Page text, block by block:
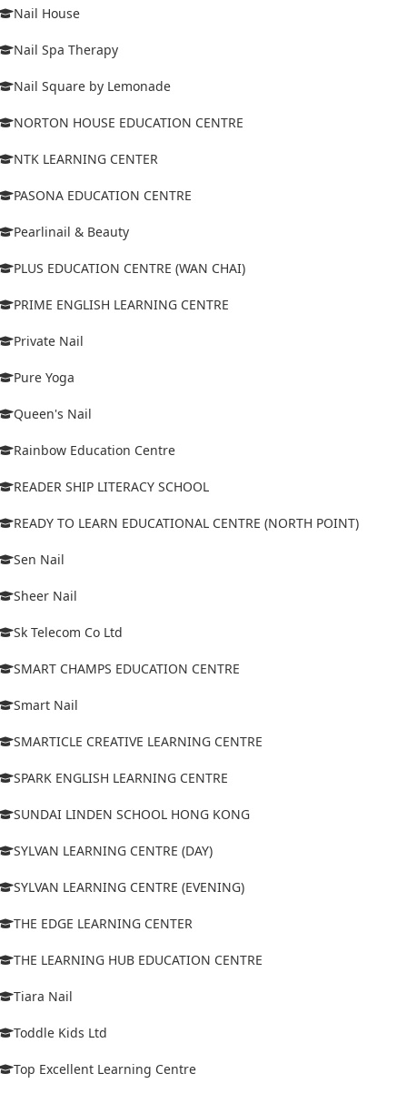
Nail House
Nail Spa Therapy
Nail Square by Lemonade
NORTON HOUSE EDUCATION CENTRE
NTK LEARNING CENTER
PASONA EDUCATION CENTRE
Pearlinail & Beauty
PLUS EDUCATION CENTRE (WAN CHAI)
PRIME ENGLISH LEARNING CENTRE
Private Nail
Pure Yoga
Queen's Nail
Rainbow Education Centre
READER SHIP LITERACY SCHOOL
READY TO LEARN EDUCATIONAL CENTRE (NORTH POINT)
Sen Nail
Sheer Nail
Sk Telecom Co Ltd
SMART CHAMPS EDUCATION CENTRE
Smart Nail
SMARTICLE CREATIVE LEARNING CENTRE
SPARK ENGLISH LEARNING CENTRE
SUNDAI LINDEN SCHOOL HONG KONG
SYLVAN LEARNING CENTRE (DAY)
SYLVAN LEARNING CENTRE (EVENING)
THE EDGE LEARNING CENTER
THE LEARNING HUB EDUCATION CENTRE
Tiara Nail
Toddle Kids Ltd
Top Excellent Learning Centre